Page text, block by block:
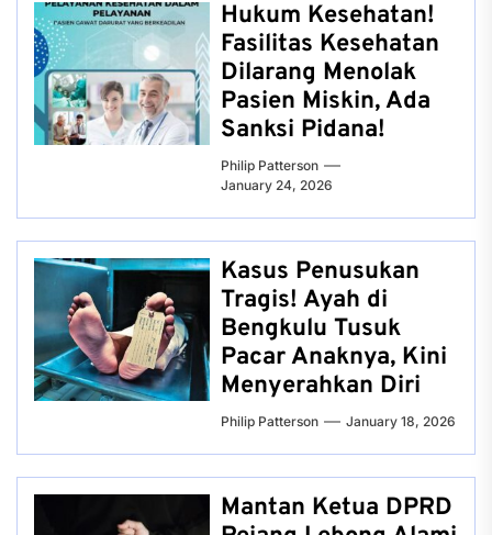
Hukum Kesehatan!
Fasilitas Kesehatan
Dilarang Menolak
Pasien Miskin, Ada
Sanksi Pidana!
Philip Patterson
January 24, 2026
Kasus Penusukan
Tragis! Ayah di
Bengkulu Tusuk
Pacar Anaknya, Kini
Menyerahkan Diri
Philip Patterson January 18, 2026
Mantan Ketua DPRD